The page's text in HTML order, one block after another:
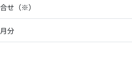
せ（※）
分